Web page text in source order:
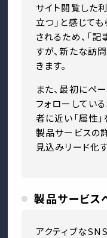
サイト閲覧した
立つ」と感じて
されるため、「
すが、新たな訪
きます。
また、最初にペ
フォローしてい
者に近い「属性
製品サービスの
見込みリード化
製品サービス
アクティブな